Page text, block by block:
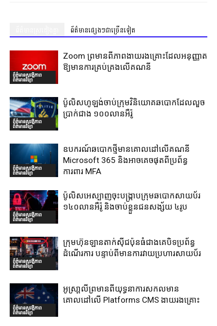
ព័ត៌មានផ្សេងៗជាច្រើនទៀត
ព័ត៌មានសុវត្ថិភាព
ព័ត៌មានវិទ្យា
Zoom ព្រមានពីភាពងាយរងគ្រោះដែលអនុញ្ញាត
ឱ្យមានការគ្រប់គ្រងលើគណនី
ព័ត៌មានសុវត្ថិភាព
ព័ត៌មានវិទ្យា
ប៉ូលិសហូឡង់ចាប់ក្រុមវិនិយោគឆបោកដែលលួច
ប្រាក់ជាង ១០០លានអឺរ៉ូ
ព័ត៌មានសុវត្ថិភាព
ព័ត៌មានវិទ្យា
ឧបករណ៍ឆបោកថ្មីមានគោលដៅលើគណនី
Microsoft 365 និងអាចគេចផុតពីប្រព័ន្ធ
ការពារ MFA
ព័ត៌មានសុវត្ថិភាព
ព័ត៌មានវិទ្យា
ប៉ូលិសអេស្បាញចុះបង្រ្កាបក្រុមឆបោកសាយប័រ
១៤០លានអឺរ៉ូ និងចាប់ខ្លួនជនសង្ស័យ ៤រូប
ព័ត៌មានសុវត្ថិភាព
ព័ត៌មានវិទ្យា
ក្រុមហ៊ុនឡានតាក់ស៊ីជប៉ុនធំជាងគេបិទប្រព័ន្ធ
ដំណើរការ បន្ទាប់ពីមានការវាយប្រហារសាយប័រ
ព័ត៌មានសុវត្ថិភាព
ព័ត៌មានវិទ្យា
អូស្រា្តលីព្រមានពីយុទ្ធនាការសកលមាន
គោលដៅលើ Platforms CMS ងាយរងគ្រោះ